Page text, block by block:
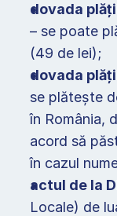
dovada
– se poate
(49 de lei);
dovada
se plătește
în România,
acord să
în cazul
actul de la
Locale) de